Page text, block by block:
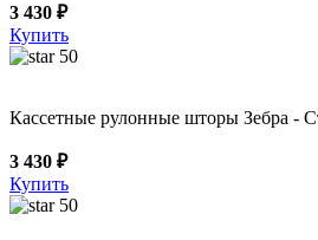
3 430 ₽
Купить
50
Кассетные рулонные шторы Зебра -
3 430 ₽
Купить
50